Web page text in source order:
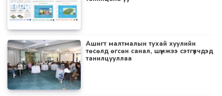
Ашигт малтмалын тухай хуулийн
төсөлд өгсөн санал, шүүмжээ сэтгүүлчдэд
танилцууллаа